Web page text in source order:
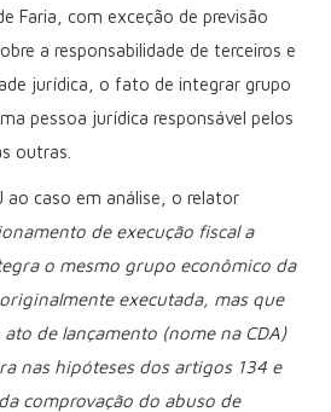
Faria, com exceção de previsão
a responsabilidade de terceiros e
jurídica, o fato de integrar grupo
pessoa jurídica responsável pelos
outras.
ao caso em análise, o relator
de execução fiscal a
o mesmo grupo econômico da
executada, mas que
de lançamento (nome na CDA)
nas hipóteses dos artigos 134 e
comprovação do abuso de